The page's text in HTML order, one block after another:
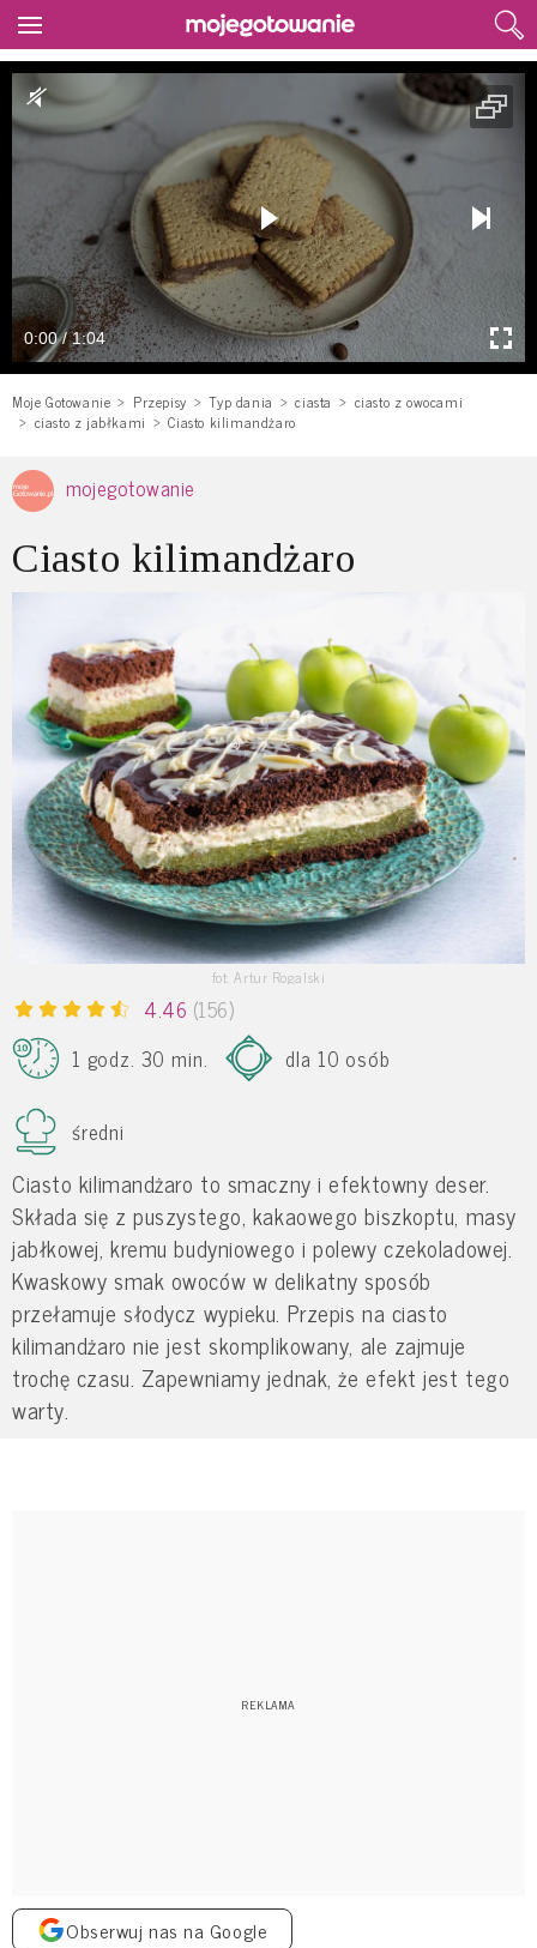
0:00 / 1:04
Moje Gotowanie Przepisy Typ dania ciasta
ciasto z owocami
ciasto z jabłkami
Ciasto kilimandżaro
mojegotowanie
Ciasto kilimandżaro
fot. Artur Rogalski
4.46 (156)
1 godz. 30 min.
dla 10 osób
średni
Ciasto kilimandżaro to smaczny i efektowny deser.
Składa się z puszystego, kakaowego biszkoptu, masy
jabłkowej, kremu budyniowego i polewy czekoladowej.
Kwaskowy smak owoców w delikatny sposób
przełamuje słodycz wypieku. Przepis na ciasto
kilimandżaro nie jest skomplikowany, ale zajmuje
trochę czasu. Zapewniamy jednak, że efekt jest tego
warty.
Obserwuj nas na Google